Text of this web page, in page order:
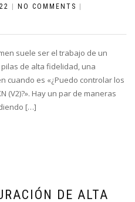
NO COMMENTS
suele ser el trabajo de un
de alta fidelidad, una
cuando es «¿Puedo controlar los
(V2)?». Hay un par de maneras
[…]
DE ALTA